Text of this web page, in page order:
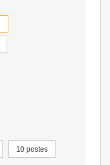
10 postes